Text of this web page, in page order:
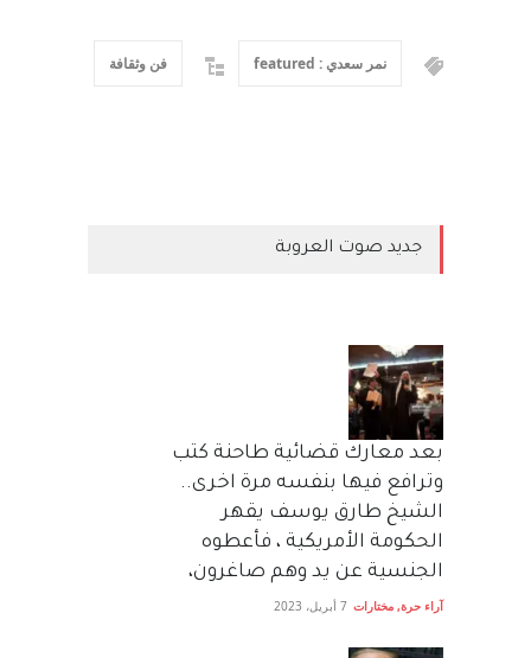
نمر سعدي : featured فن وثقافة
جديد صوت العروبة
بعد معارك قضائية طاحنة كتب
وترافع فيها بنفسه مرة اخرى..
الشيخ طارق يوسف يقهر
الحكومة الأمريكية ، فأعطوه
الجنسية عن يد وهم صاغرون،
آراء حرة, مختارات 7 أبريل، 2023